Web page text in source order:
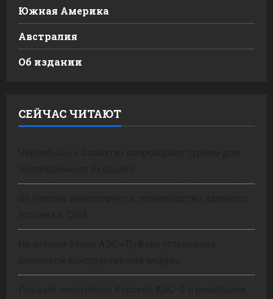
Южная Америка
Австралия
Об издании
СЕЙЧАС ЧИТАЮТ